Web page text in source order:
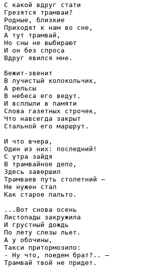
С какой вдруг стати
Грезятся трамваи?
Родные, близкие
Приходят к нам во сне,
А тут трамвай,
Но сны не выбирают
И он без спроса
Вдруг явился мне.
Бежит-звенит
В лучистый колокольчик,
А рельсы
В небеса его ведут.
И всплыли в памяти
Слова газетных строчек,
Что навсегда закрыт
Стальной его маршрут.
И что вчера,
Один из них: последний!
С утра зайдя
В трамвайное депо,
Здесь завершил
Трамваев путь столетний —
Не нужен стал
Как старое пальто.
...Вот снова осень
Листопады закружила
И грустный дождь
По лету слезы льет.
А у обочины,
Такси притормозило:
- Ну что, поедем брат?.. —
Трамвай твой не придет.